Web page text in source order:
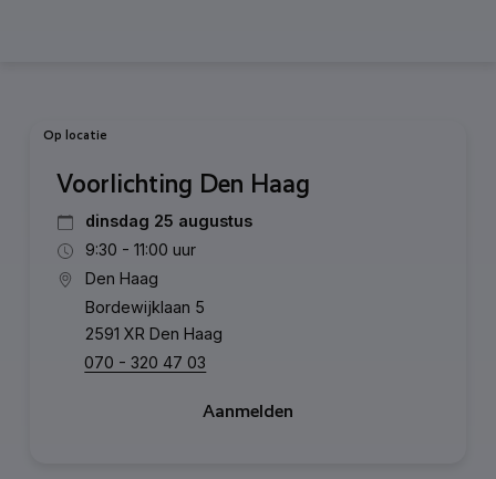
Op locatie
Voorlichting Den Haag
dinsdag 25 augustus
9:30 - 11:00 uur
Den Haag
Bordewijklaan 5
2591 XR Den Haag
070 - 320 47 03
Aanmelden